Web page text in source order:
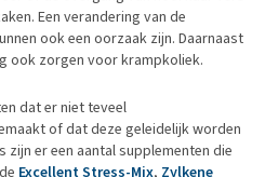
Een verandering van de
ook een oorzaak zijn. Daarnaast
ook zorgen voor krampkoliek.
dat er niet teveel
of dat deze geleidelijk worden
er een aantal supplementen die
Excellent Stress-Mix, Zylkene